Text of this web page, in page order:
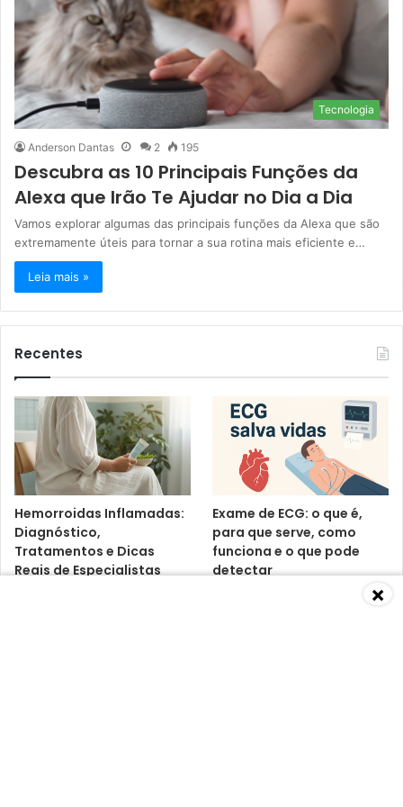
Tecnologia
Anderson Dantas 2 195
Descubra as 10 Principais Funções da
Alexa que Irão Te Ajudar no Dia a Dia
Vamos explorar algumas das principais funções da Alexa que são
extremamente úteis para tornar a sua rotina mais eficiente e…
Leia mais »
Recentes
Hemorroidas Inflamadas:
Diagnóstico,
Tratamentos e Dicas
Reais de Especialistas
Exame de ECG: o que é,
para que serve, como
funciona e o que pode
detectar
×